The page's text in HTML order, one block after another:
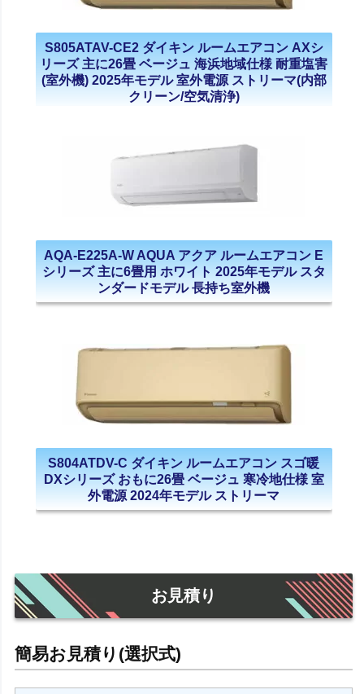
S805ATAV-CE2 ダイキン ルームエアコン AXシ
リーズ 主に26畳 ベージュ 海浜地域仕様 耐重塩害
(室外機) 2025年モデル 室外電源 ストリーマ(内部
クリーン/空気清浄)
AQA-E225A-W AQUA アクア ルームエアコン E
シリーズ 主に6畳用 ホワイト 2025年モデル スタ
ンダードモデル 長持ち室外機
S804ATDV-C ダイキン ルームエアコン スゴ暖
DXシリーズ おもに26畳 ベージュ 寒冷地仕様 室
外電源 2024年モデル ストリーマ
お見積り